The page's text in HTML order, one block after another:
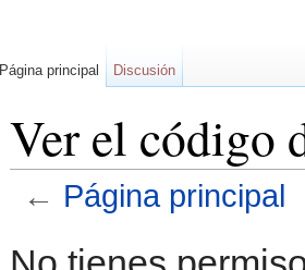
Ver el código
← Página principal
Página principal Discusión